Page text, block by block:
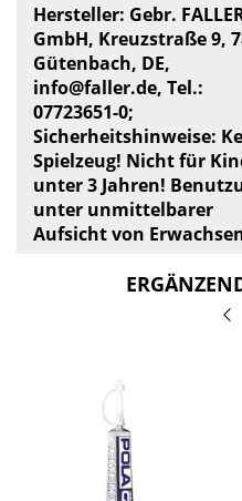
Hersteller: Gebr.
GmbH, Kreuzstraße 9,
Gütenbach, DE,
info@faller.de, Tel.:
07723651-0;
Sicherheitshinweise:
Spielzeug! Nicht für
unter 3 Jahren!
unter unmittelbarer
Aufsicht von